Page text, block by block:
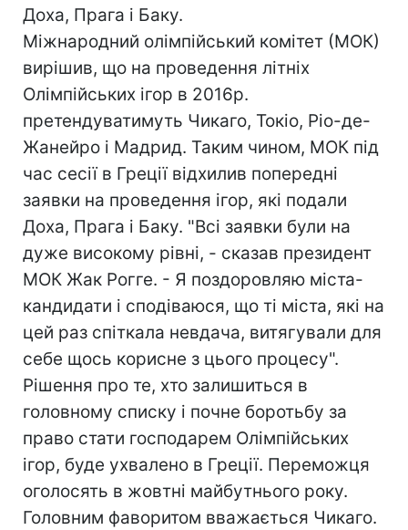
Доха, Прага і Баку.
Міжнародний олімпійський комітет (МОК)
вирішив, що на проведення літніх
Олімпійських ігор в 2016р.
претендуватимуть Чикаго, Токіо, Ріо-де-
Жанейро і Мадрид. Таким чином, МОК під
час сесії в Греції відхилив попередні
заявки на проведення ігор, які подали
Доха, Прага і Баку. "Всі заявки були на
дуже високому рівні, - сказав президент
МОК Жак Рогге. - Я поздоровляю міста-
кандидати і сподіваюся, що ті міста, які на
цей раз спіткала невдача, витягували для
себе щось корисне з цього процесу".
Рішення про те, хто залишиться в
головному списку і почне боротьбу за
право стати господарем Олімпійських
ігор, буде ухвалено в Греції. Переможця
оголосять в жовтні майбутнього року.
Головним фаворитом вважається Чикаго.